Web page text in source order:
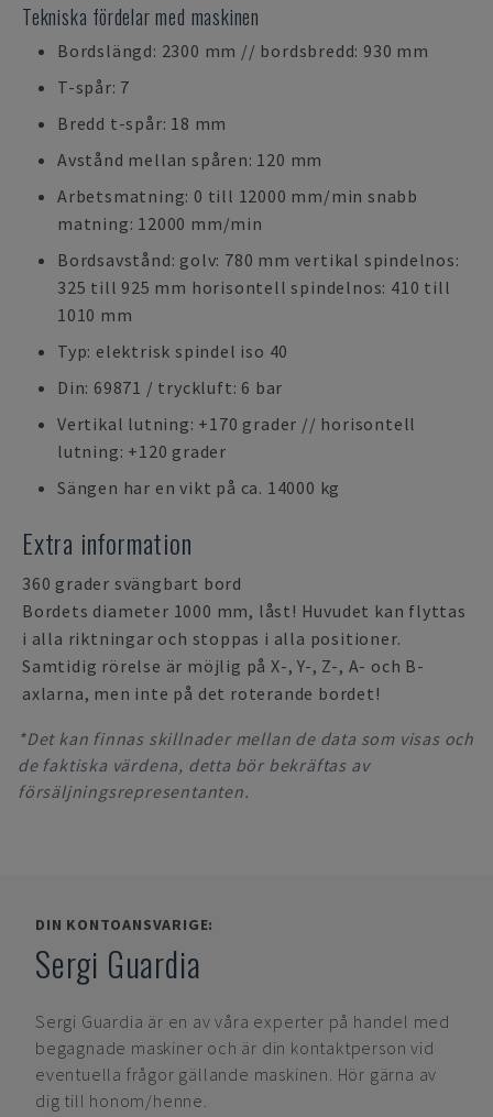
Tekniska fördelar med maskinen
Bordslängd: 2300 mm // bordsbredd: 930 mm
T-spår: 7
Bredd t-spår: 18 mm
Avstånd mellan spåren: 120 mm
Arbetsmatning: 0 till 12000 mm/min snabb
matning: 12000 mm/min
Bordsavstånd: golv: 780 mm vertikal spindelnos:
325 till 925 mm horisontell spindelnos: 410 till
1010 mm
Typ: elektrisk spindel iso 40
Din: 69871 / tryckluft: 6 bar
Vertikal lutning: +170 grader // horisontell
lutning: +120 grader
Sängen har en vikt på ca. 14000 kg
Extra information
360 grader svängbart bord
Bordets diameter 1000 mm, låst! Huvudet kan flyttas
i alla riktningar och stoppas i alla positioner.
Samtidig rörelse är möjlig på X-, Y-, Z-, A- och B-
axlarna, men inte på det roterande bordet!
*Det kan finnas skillnader mellan de data som visas och
de faktiska värdena, detta bör bekräftas av
försäljningsrepresentanten.
DIN KONTOANSVARIGE:
Sergi Guardia
Sergi Guardia är en av våra experter på handel med
begagnade maskiner och är din kontaktperson vid
eventuella frågor gällande maskinen. Hör gärna av
dig till honom/henne.